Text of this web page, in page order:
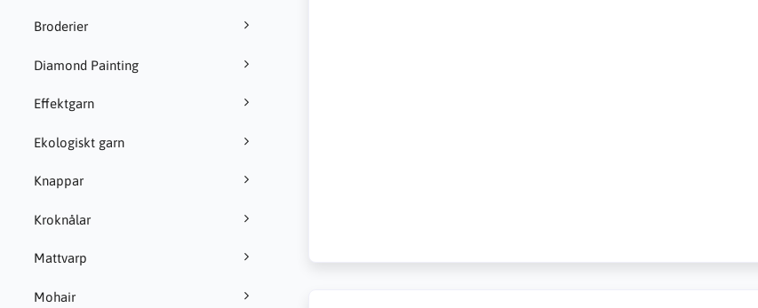
Broderier
Diamond Painting
Effektgarn
Ekologiskt garn
Knappar
Kroknålar
Mattvarp
Mohair